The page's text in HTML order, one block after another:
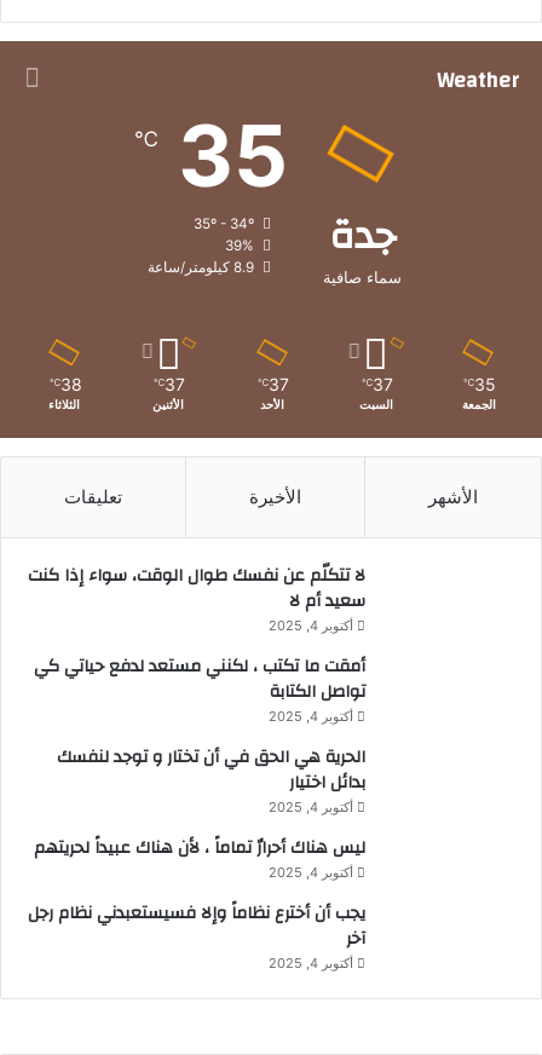
Weather
جدة
سماء صافية
35
℃
39%
8.9 كيلومتر/ساعة
35
℃
الجمعة
37
℃
السبت
37
℃
الأحد
37
℃
الأثنين
38
℃
الثلاثاء
الأشهر الأخيرة تعليقات
لا تتكلّم عن نفسك طوال الوقت، سواء إذا كنت
سعيد أم لا
أكتوبر 4, 2025
أمقت ما تكتب ، لكنني مستعد لدفع حياتي كي
تواصل الكتابة
أكتوبر 4, 2025
الحرية هي الحق في أن تختار و توجد لنفسك
بدائل اختيار
أكتوبر 4, 2025
ليس هناك أحرارٌ تماماً ، لأن هناك عبيداً لحريتهم
أكتوبر 4, 2025
يجب أن أخترع نظاماً وإلا فسيستعبدني نظام رجل
آخر
أكتوبر 4, 2025